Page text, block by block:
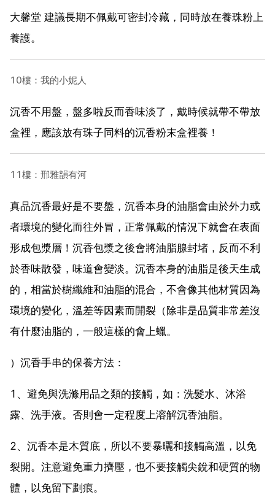
大馨堂 建議長期不佩戴可密封冷藏，同時放在養珠粉上
養護。
10樓：我的小妮人
沉香不用盤，盤多啦反而香味淡了，戴時候就帶不帶放
盒裡，應該放有珠子同料的沉香粉末盒裡養！
11樓：邢雅韻有河
真品沉香最好是不要盤，沉香本身的油脂會由於外力或
者環境的變化而往外冒，正常佩戴的情況下就會在表面
形成包漿層！沉香包漿之後會將油脂腺封堵，反而不利
於香味散發，味道會變淡。沉香本身的油脂是後天生成
的，相當於樹纖維和油脂的混合，不會像其他材質因為
環境的變化，溫差等因素而開裂（除非是品質非常差沒
有什麼油脂的，一般這樣的會上蠟。
）沉香手串的保養方法：
1、避免與洗滌用品之類的接觸，如：洗髮水、沐浴
露、洗手液。否則會一定程度上溶解沉香油脂。
2、沉香本是木質底，所以不要暴曬和接觸高溫，以免
裂開。注意避免重力擠壓，也不要接觸尖銳和硬質的物
體，以免留下劃痕。